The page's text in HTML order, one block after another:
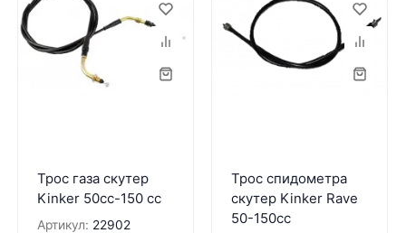
Трос газа скутер
Kinker 50cc-150 сс
Артикул: 22902
Трос спидометра
скутер Kinker Rave
50-150cc